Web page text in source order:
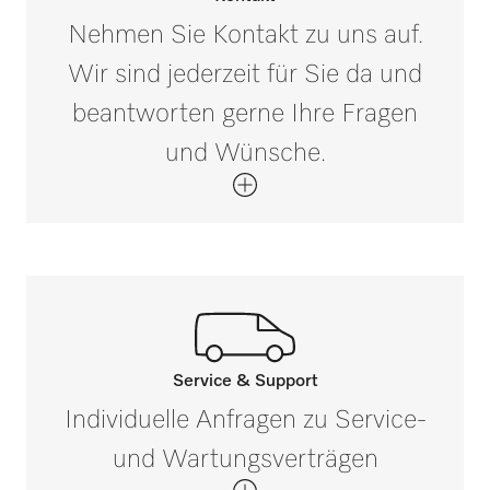
Nehmen Sie Kontakt zu uns auf.
Wir sind jederzeit für Sie da und
beantworten gerne Ihre Fragen
und Wünsche.
Rufen Sie unsere Experten an.
Wenn Sie Fragen haben oder weitere
Informationen benötigen, kontaktieren Sie
Service & Support
Individuelle Anfragen zu Service-
und Wartungsverträgen